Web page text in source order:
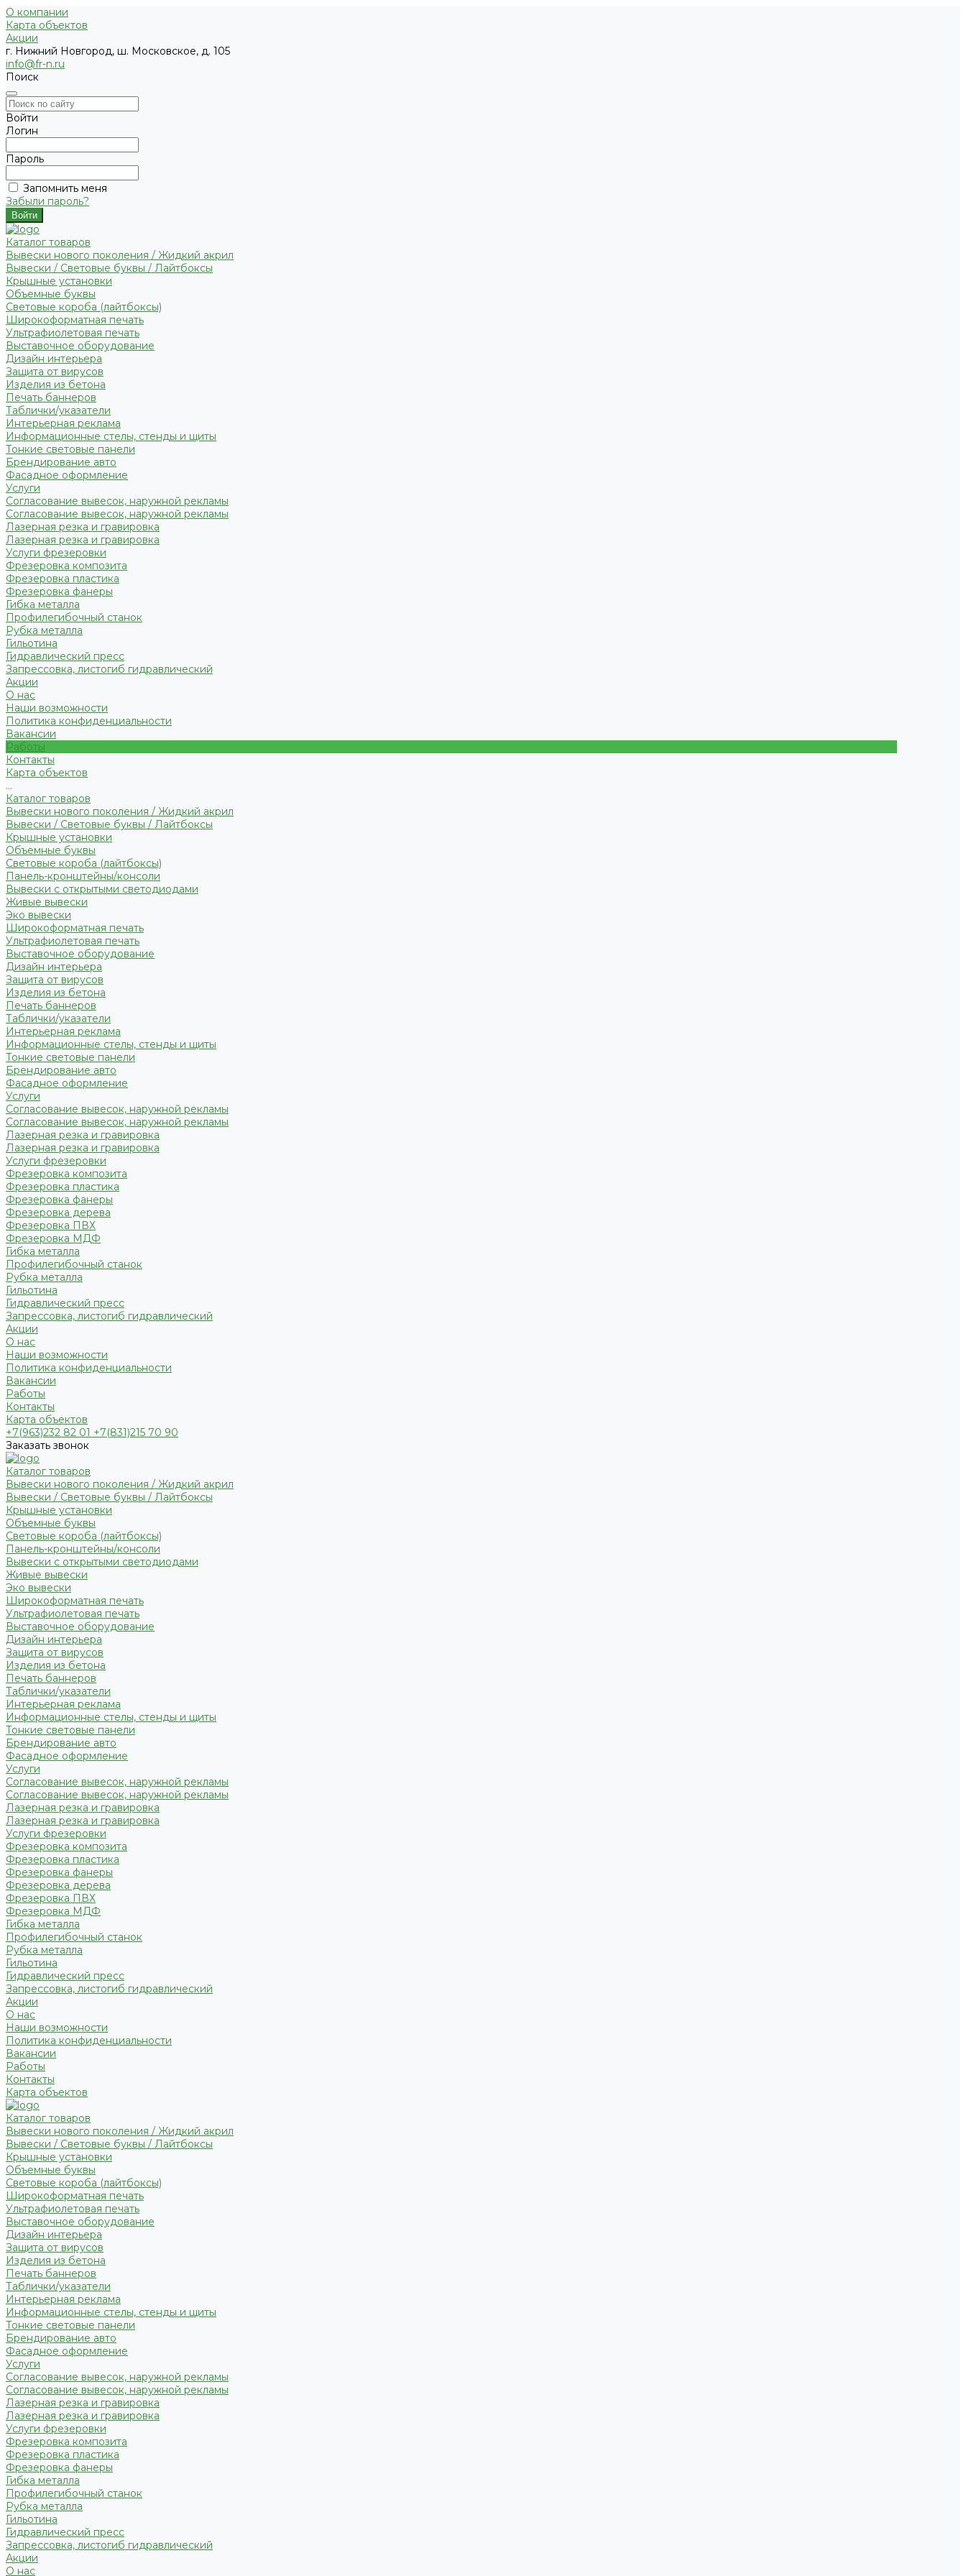
О компании
Карта объектов
Акции
г. Нижний Новгород, ш. Московское, д. 105
info@fr-n.ru
Поиск
Войти
Логин
Пароль
Запомнить меня
Забыли пароль?
Каталог товаров
Вывески нового поколения / Жидкий акрил
Вывески / Световые буквы / Лайтбоксы
Крышные установки
Объемные буквы
Световые короба (лайтбоксы)
Широкоформатная печать
Ультрафиолетовая печать
Выставочное оборудование
Дизайн интерьера
Защита от вирусов
Изделия из бетона
Печать баннеров
Таблички/указатели
Интерьерная реклама
Информационные стелы, стенды и щиты
Тонкие световые панели
Брендирование авто
Фасадное оформление
Услуги
Согласование вывесок, наружной рекламы
Согласование вывесок, наружной рекламы
Лазерная резка и гравировка
Лазерная резка и гравировка
Услуги фрезеровки
Фрезеровка композита
Фрезеровка пластика
Фрезеровка фанеры
Гибка металла
Профилегибочный станок
Рубка металла
Гильотина
Гидравлический пресс
Запрессовка, листогиб гидравлический
Акции
О нас
Наши возможности
Политика конфиденциальности
Вакансии
Работы
Контакты
Карта объектов
...
Каталог товаров
Вывески нового поколения / Жидкий акрил
Вывески / Световые буквы / Лайтбоксы
Крышные установки
Объемные буквы
Световые короба (лайтбоксы)
Панель-кронштейны/консоли
Вывески с открытыми светодиодами
Живые вывески
Эко вывески
Широкоформатная печать
Ультрафиолетовая печать
Выставочное оборудование
Дизайн интерьера
Защита от вирусов
Изделия из бетона
Печать баннеров
Таблички/указатели
Интерьерная реклама
Информационные стелы, стенды и щиты
Тонкие световые панели
Брендирование авто
Фасадное оформление
Услуги
Согласование вывесок, наружной рекламы
Согласование вывесок, наружной рекламы
Лазерная резка и гравировка
Лазерная резка и гравировка
Услуги фрезеровки
Фрезеровка композита
Фрезеровка пластика
Фрезеровка фанеры
Фрезеровка дерева
Фрезеровка ПВХ
Фрезеровка МДФ
Гибка металла
Профилегибочный станок
Рубка металла
Гильотина
Гидравлический пресс
Запрессовка, листогиб гидравлический
Акции
О нас
Наши возможности
Политика конфиденциальности
Вакансии
Работы
Контакты
Карта объектов
+7(963)232 82 01 +7(831)215 70 90
Заказать звонок
Каталог товаров
Вывески нового поколения / Жидкий акрил
Вывески / Световые буквы / Лайтбоксы
Крышные установки
Объемные буквы
Световые короба (лайтбоксы)
Панель-кронштейны/консоли
Вывески с открытыми светодиодами
Живые вывески
Эко вывески
Широкоформатная печать
Ультрафиолетовая печать
Выставочное оборудование
Дизайн интерьера
Защита от вирусов
Изделия из бетона
Печать баннеров
Таблички/указатели
Интерьерная реклама
Информационные стелы, стенды и щиты
Тонкие световые панели
Брендирование авто
Фасадное оформление
Услуги
Согласование вывесок, наружной рекламы
Согласование вывесок, наружной рекламы
Лазерная резка и гравировка
Лазерная резка и гравировка
Услуги фрезеровки
Фрезеровка композита
Фрезеровка пластика
Фрезеровка фанеры
Фрезеровка дерева
Фрезеровка ПВХ
Фрезеровка МДФ
Гибка металла
Профилегибочный станок
Рубка металла
Гильотина
Гидравлический пресс
Запрессовка, листогиб гидравлический
Акции
О нас
Наши возможности
Политика конфиденциальности
Вакансии
Работы
Контакты
Карта объектов
Каталог товаров
Вывески нового поколения / Жидкий акрил
Вывески / Световые буквы / Лайтбоксы
Крышные установки
Объемные буквы
Световые короба (лайтбоксы)
Широкоформатная печать
Ультрафиолетовая печать
Выставочное оборудование
Дизайн интерьера
Защита от вирусов
Изделия из бетона
Печать баннеров
Таблички/указатели
Интерьерная реклама
Информационные стелы, стенды и щиты
Тонкие световые панели
Брендирование авто
Фасадное оформление
Услуги
Согласование вывесок, наружной рекламы
Согласование вывесок, наружной рекламы
Лазерная резка и гравировка
Лазерная резка и гравировка
Услуги фрезеровки
Фрезеровка композита
Фрезеровка пластика
Фрезеровка фанеры
Гибка металла
Профилегибочный станок
Рубка металла
Гильотина
Гидравлический пресс
Запрессовка, листогиб гидравлический
Акции
О нас